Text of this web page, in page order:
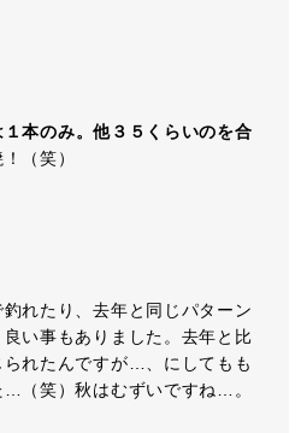
本のみ。他３５くらいのを合
（笑）
れたり、去年と同じパターン
い事もありました。去年と比
れたんですが…、にしてもも
…（笑）秋はむずいですね…。